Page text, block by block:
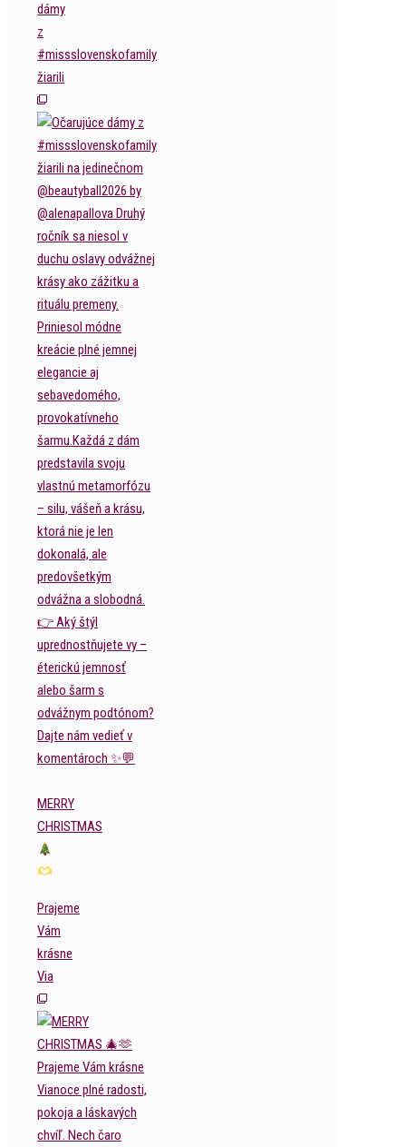
dámy
z
#missslovenskofamily
žiarili
MERRY
CHRISTMAS
Prajeme
Vám
krásne
Via